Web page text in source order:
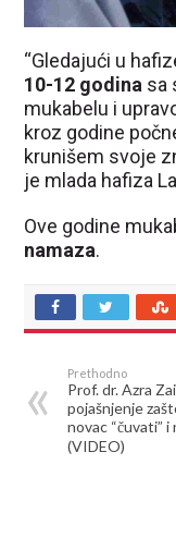
“Gledajući u
10-12 godina sa
mukabelu i
kroz godine
krunišem svoje
je mlada hafiza
Ove godine
namaza.
Prethodno
Prof. dr. Azra
pojašnjenje
novac “čuvati”
(VIDEO)